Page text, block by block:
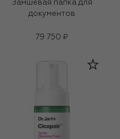
Замшевая папка для
документов
79 750 ₽